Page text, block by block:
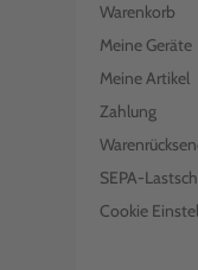
Warenkorb
Meine Geräte
Meine Artikel
Zahlung
SEPA-
Cookie